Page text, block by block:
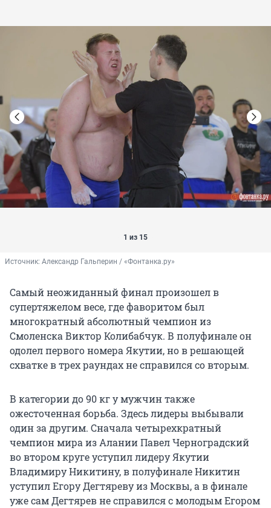
1 из 15
Источник: Александр Гальперин / «Фонтанка.ру»
Самый неожиданный финал произошел в
супертяжелом весе, где фаворитом был
многократный абсолютный чемпион из
Смоленска Виктор Колибабчук. В полуфинале он
одолел первого номера Якутии, но в решающей
схватке в трех раундах не справился со вторым.
В категории до 90 кг у мужчин также
ожесточенная борьба. Здесь лидеры выбывали
один за другим. Сначала четырехкратный
чемпион мира из Алании Павел Черноградский
во втором круге уступил лидеру Якутии
Владимиру Никитину, в полуфинале Никитин
уступил Егору Дегтяреву из Москвы, а в финале
уже сам Дегтярев не справился с молодым Егором